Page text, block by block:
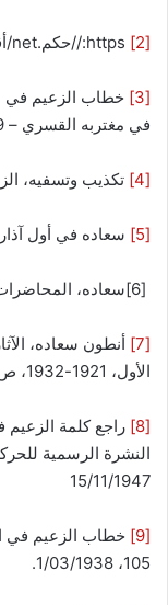
[2]
[3]
خطاب الزعيم في
في مغتربه القسري – 1939، الآثار الكاملة، الجزء 6، ص 76.
[4] تكذيب وتسفيه،
[5] سعاده في أول
[6]سعاده، المحاضرات العشر، ص 38.
[7]
أنطون سعاده،
الأول، 1921-1932، ص 219.
[8]
راجع كلمة
15/11/1947
[9]
105، 1/03/1938.